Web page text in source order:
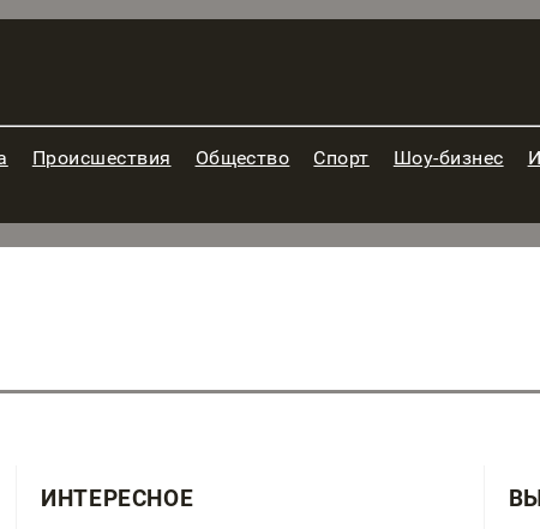
Происшествия Общество Спорт Шоу-бизнес
ИНТЕРЕСНОЕ